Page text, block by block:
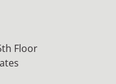
Floor